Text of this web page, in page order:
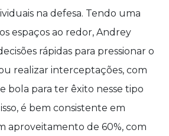
na defesa. Tendo uma
espaços ao redor, Andrey
rápidas para pressionar o
realizar interceptações, com
bola para ter êxito nesse tipo
é bem consistente em
aproveitamento de 60%, com